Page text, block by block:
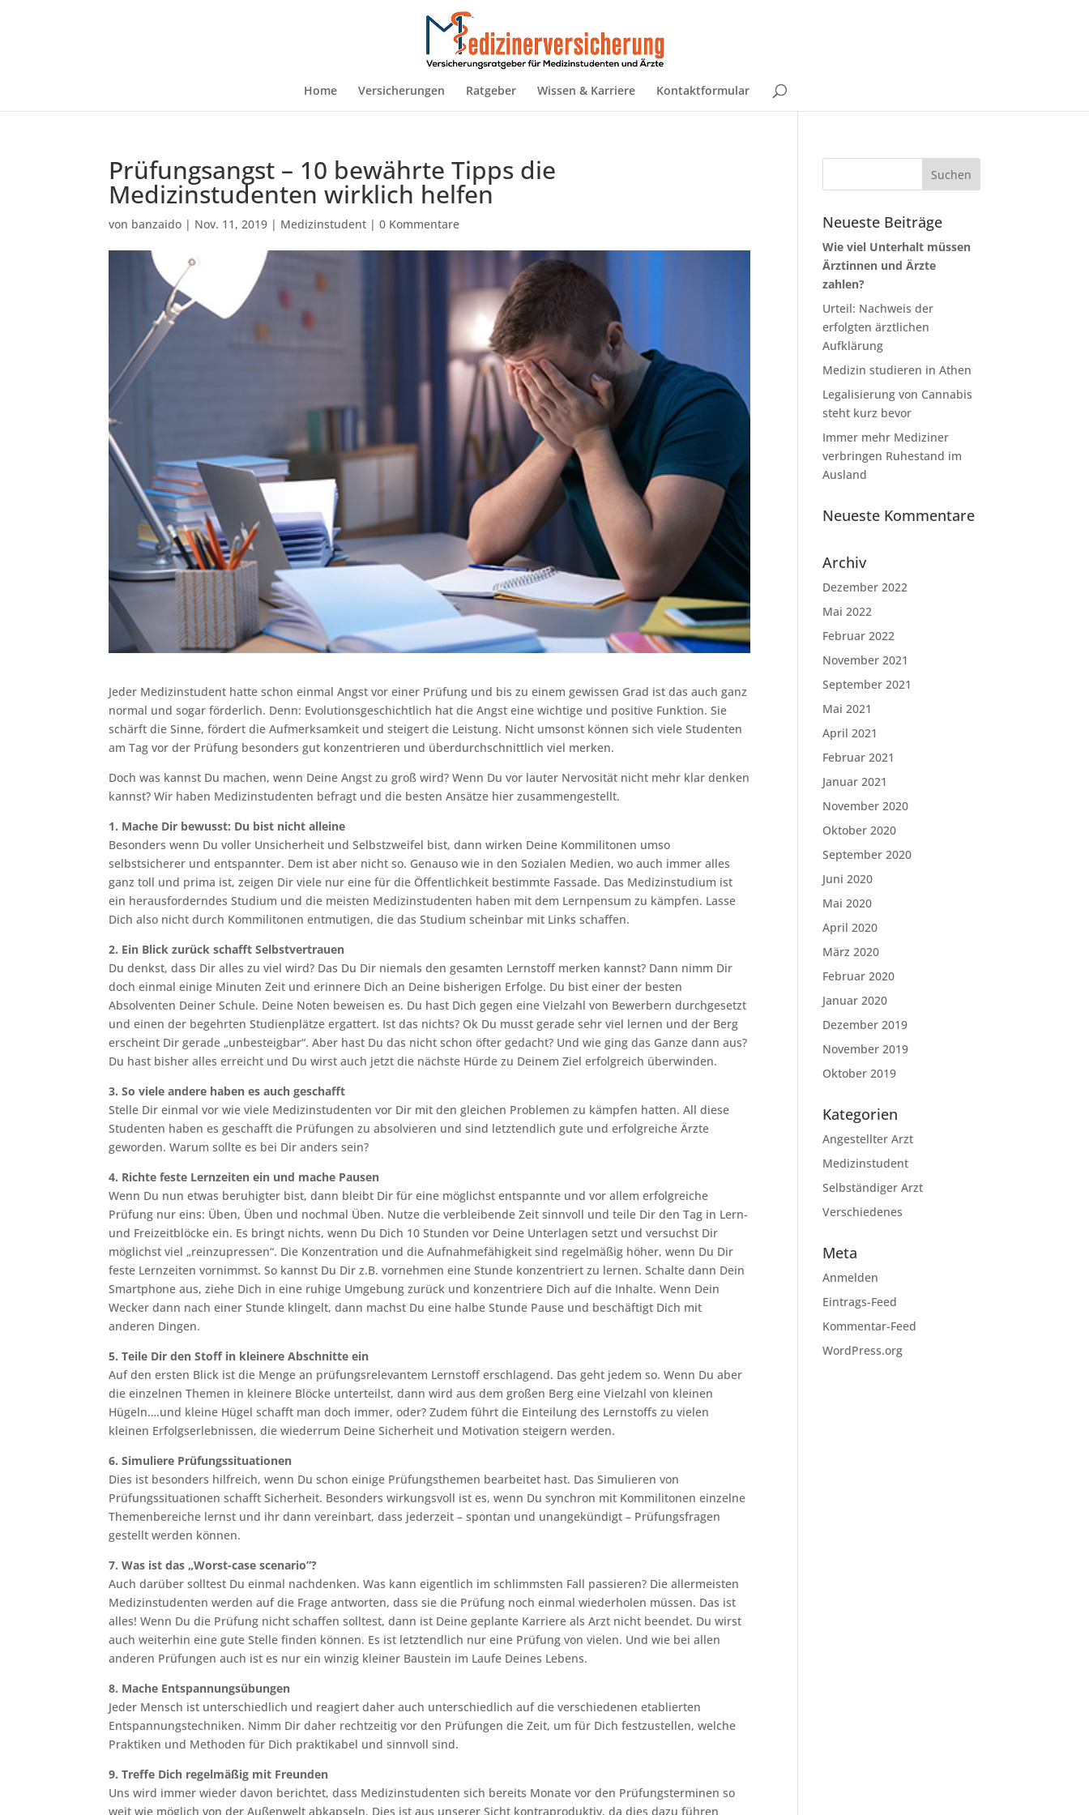
Home Versicherungen Ratgeber Wissen & Karriere Kontaktformular
Prüfungsangst – 10 bewährte Tipps die
Medizinstudenten wirklich helfen
von banzaido | Nov. 11, 2019 | Medizinstudent |0 Kommentare
Jeder Medizinstudent hatte schon einmal Angst vor einer Prüfung und bis zu einem gewissen Grad ist das auch ganz
normal und sogar förderlich. Denn: Evolutionsgeschichtlich hat die Angst eine wichtige und positive Funktion. Sie
schärft die Sinne, fördert die Aufmerksamkeit und steigert die Leistung. Nicht umsonst können sich viele Studenten
am Tag vor der Prüfung besonders gut konzentrieren und überdurchschnittlich viel merken.
Doch was kannst Du machen, wenn Deine Angst zu groß wird? Wenn Du vor lauter Nervosität nicht mehr klar denken
kannst? Wir haben Medizinstudenten befragt und die besten Ansätze hier zusammengestellt.
1. Mache Dir bewusst: Du bist nicht alleine
Besonders wenn Du voller Unsicherheit und Selbstzweifel bist, dann wirken Deine Kommilitonen umso
selbstsicherer und entspannter. Dem ist aber nicht so. Genauso wie in den Sozialen Medien, wo auch immer alles
ganz toll und prima ist, zeigen Dir viele nur eine für die Öffentlichkeit bestimmte Fassade. Das Medizinstudium ist
ein herausforderndes Studium und die meisten Medizinstudenten haben mit dem Lernpensum zu kämpfen. Lasse
Dich also nicht durch Kommilitonen entmutigen, die das Studium scheinbar mit Links schaffen.
2. Ein Blick zurück schafft Selbstvertrauen
Du denkst, dass Dir alles zu viel wird? Das Du Dir niemals den gesamten Lernstoff merken kannst? Dann nimm Dir
doch einmal einige Minuten Zeit und erinnere Dich an Deine bisherigen Erfolge. Du bist einer der besten
Absolventen Deiner Schule. Deine Noten beweisen es. Du hast Dich gegen eine Vielzahl von Bewerbern durchgesetzt
und einen der begehrten Studienplätze ergattert. Ist das nichts? Ok Du musst gerade sehr viel lernen und der Berg
erscheint Dir gerade „unbesteigbar“. Aber hast Du das nicht schon öfter gedacht? Und wie ging das Ganze dann aus?
Du hast bisher alles erreicht und Du wirst auch jetzt die nächste Hürde zu Deinem Ziel erfolgreich überwinden.
3. So viele andere haben es auch geschafft
Stelle Dir einmal vor wie viele Medizinstudenten vor Dir mit den gleichen Problemen zu kämpfen hatten. All diese
Studenten haben es geschafft die Prüfungen zu absolvieren und sind letztendlich gute und erfolgreiche Ärzte
geworden. Warum sollte es bei Dir anders sein?
4. Richte feste Lernzeiten ein und mache Pausen
Wenn Du nun etwas beruhigter bist, dann bleibt Dir für eine möglichst entspannte und vor allem erfolgreiche
Prüfung nur eins: Üben, Üben und nochmal Üben. Nutze die verbleibende Zeit sinnvoll und teile Dir den Tag in Lern-
und Freizeitblöcke ein. Es bringt nichts, wenn Du Dich 10 Stunden vor Deine Unterlagen setzt und versuchst Dir
möglichst viel „reinzupressen“. Die Konzentration und die Aufnahmefähigkeit sind regelmäßig höher, wenn Du Dir
feste Lernzeiten vornimmst. So kannst Du Dir z.B. vornehmen eine Stunde konzentriert zu lernen. Schalte dann Dein
Smartphone aus, ziehe Dich in eine ruhige Umgebung zurück und konzentriere Dich auf die Inhalte. Wenn Dein
Wecker dann nach einer Stunde klingelt, dann machst Du eine halbe Stunde Pause und beschäftigt Dich mit
anderen Dingen.
5. Teile Dir den Stoff in kleinere Abschnitte ein
Auf den ersten Blick ist die Menge an prüfungsrelevantem Lernstoff erschlagend. Das geht jedem so. Wenn Du aber
die einzelnen Themen in kleinere Blöcke unterteilst, dann wird aus dem großen Berg eine Vielzahl von kleinen
Hügeln….und kleine Hügel schafft man doch immer, oder? Zudem führt die Einteilung des Lernstoffs zu vielen
kleinen Erfolgserlebnissen, die wiederrum Deine Sicherheit und Motivation steigern werden.
6. Simuliere Prüfungssituationen
Dies ist besonders hilfreich, wenn Du schon einige Prüfungsthemen bearbeitet hast. Das Simulieren von
Prüfungssituationen schafft Sicherheit. Besonders wirkungsvoll ist es, wenn Du synchron mit Kommilitonen einzelne
Themenbereiche lernst und ihr dann vereinbart, dass jederzeit – spontan und unangekündigt – Prüfungsfragen
gestellt werden können.
7. Was ist das „Worst-case scenario”?
Auch darüber solltest Du einmal nachdenken. Was kann eigentlich im schlimmsten Fall passieren? Die allermeisten
Medizinstudenten werden auf die Frage antworten, dass sie die Prüfung noch einmal wiederholen müssen. Das ist
alles! Wenn Du die Prüfung nicht schaffen solltest, dann ist Deine geplante Karriere als Arzt nicht beendet. Du wirst
auch weiterhin eine gute Stelle finden können. Es ist letztendlich nur eine Prüfung von vielen. Und wie bei allen
anderen Prüfungen auch ist es nur ein winzig kleiner Baustein im Laufe Deines Lebens.
8. Mache Entspannungsübungen
Jeder Mensch ist unterschiedlich und reagiert daher auch unterschiedlich auf die verschiedenen etablierten
Entspannungstechniken. Nimm Dir daher rechtzeitig vor den Prüfungen die Zeit, um für Dich festzustellen, welche
Praktiken und Methoden für Dich praktikabel und sinnvoll sind.
9. Treffe Dich regelmäßig mit Freunden
Uns wird immer wieder davon berichtet, dass Medizinstudenten sich bereits Monate vor den Prüfungsterminen so
weit wie möglich von der Außenwelt abkapseln. Dies ist aus unserer Sicht kontraproduktiv, da dies dazu führen
Neueste Beiträge
Wie viel Unterhalt müssen
Ärztinnen und Ärzte
zahlen?
Urteil: Nachweis der
erfolgten ärztlichen
Aufklärung
Medizin studieren in Athen
Legalisierung von Cannabis
steht kurz bevor
Immer mehr Mediziner
verbringen Ruhestand im
Ausland
Neueste Kommentare
Archiv
Dezember 2022
Mai 2022
Februar 2022
November 2021
September 2021
Mai 2021
April 2021
Februar 2021
Januar 2021
November 2020
Oktober 2020
September 2020
Juni 2020
Mai 2020
April 2020
März 2020
Februar 2020
Januar 2020
Dezember 2019
November 2019
Oktober 2019
Kategorien
Angestellter Arzt
Medizinstudent
Selbständiger Arzt
Verschiedenes
Meta
Anmelden
Eintrags-Feed
Kommentar-Feed
WordPress.org